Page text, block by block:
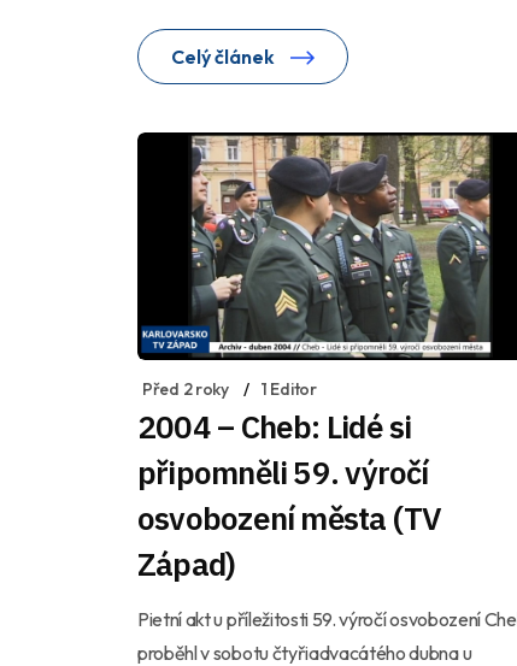
Celý článek
Před 2 roky 1 Editor
2004 – Cheb: Lidé si
připomněli 59. výročí
osvobození města (TV
Západ)
Pietní akt u příležitosti 59. výročí osvobození
proběhl v sobotu čtyřiadvacátého dubna u